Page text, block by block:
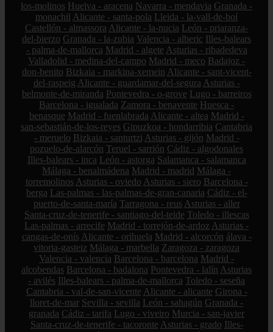
los-molinos Huelva - aracena Navarra - mendavia Granada -
monachil Alicante - santa-pola Lleida - la-vall-de-boí
Castellón - almassora Alicante - la-nucia León - priaranza-
del-bierzo Granada - la-zubia Valencia - alberic Illes-balears
- palma-de-mallorca Madrid - algete Asturias - ribadedeva
Valladolid - medina-del-campo Madrid - meco Badajoz -
don-benito Bizkaia - markina-xemein Alicante - sant-vicent-
del-raspeig Alicante - guardamar-del-segura Asturias -
belmonte-de-miranda Pontevedra - o-grove Lugo - barreiros
Barcelona - igualada Zamora - benavente Huesca -
benasque Madrid - fuenlabrada Alicante - altea Madrid -
san-sebastián-de-los-reyes Gipuzkoa - hondarribia Cantabria
- meruelo Bizkaia - santurtzi Asturias - gijón Madrid -
pozuelo-de-alarcón Teruel - sarrión Cádiz - algodonales
Illes-balears - inca León - astorga Salamanca - salamanca
Málaga - benalmádena Madrid - madrid Málaga -
torremolinos Asturias - oviedo Asturias - siero Barcelona -
berga Las-palmas - las-palmas-de-gran-canaria Cádiz - el-
puerto-de-santa-maría Tarragona - reus Asturias - aller
Santa-cruz-de-tenerife - santiago-del-teide Toledo - illescas
Las-palmas - arrecife Madrid - torrejón-de-ardoz Asturias -
cangas-de-onís Alicante - orihuela Madrid - alcorcón álava -
vitoria-gasteiz Málaga - marbella Zaragoza - zaragoza
Valencia - valencia Barcelona - barcelona Madrid -
alcobendas Barcelona - badalona Pontevedra - lalín Asturias
- avilés Illes-balears - palma-de-mallorca Toledo - seseña
Cantabria - val-de-san-vicente Alicante - alicante Girona -
lloret-de-mar Sevilla - sevilla León - sahagún Granada -
granada Cádiz - tarifa Lugo - viveiro Murcia - san-javier
Santa-cruz-de-tenerife - tacoronte Asturias - grado Illes-